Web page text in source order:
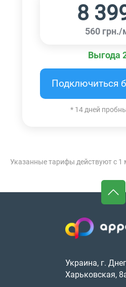
8
560 грн./
Выгода
Подключиться
* 14 дней
Указанные тарифы действуют с 1
Украина, г.
Харьковская,